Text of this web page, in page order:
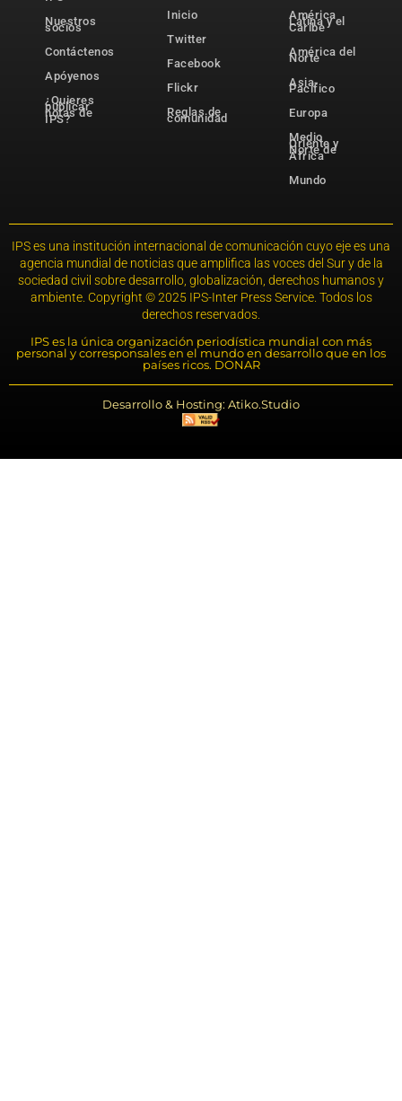
Nuestros
socios
Contáctenos
Apóyenos
¿Quieres
publicar
notas de
IPS?
Inicio
Twitter
Facebook
Flickr
Reglas de
comunidad
América
Latina y el
Caribe
América del
Norte
Asia-
Pacífico
Europa
Medio
Oriente y
Norte de
África
Mundo
IPS es una institución internacional de comunicación cuyo eje es una
agencia mundial de noticias que amplifica las voces del Sur y de la
sociedad civil sobre desarrollo, globalización, derechos humanos y
ambiente. Copyright © 2025 IPS-Inter Press Service. Todos los
derechos reservados.
IPS es la única organización periodística mundial con más
personal y corresponsales en el mundo en desarrollo que en los
países ricos. DONAR
Desarrollo & Hosting: Atiko.Studio